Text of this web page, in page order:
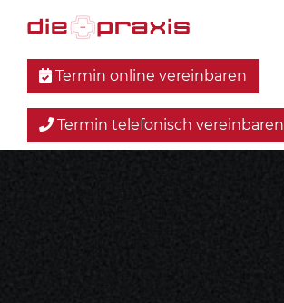
Termin online vereinbaren
Termin telefonisch vereinbaren